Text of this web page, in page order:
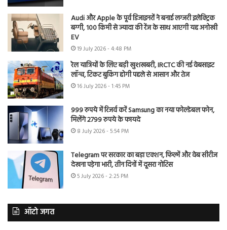
Audi और Apple के पूर्व डिजाइनरों ने बनाई लग्जरी इलेक्ट्रिक
बग्गी, 100 किमी से ज्यादा की रेंज के साथ आएगी यह अनोखी
EV
19 July 2026 - 4:48 PM
रेल यात्रियों के लिए बड़ी खुशखबरी, IRCTC की नई वेबसाइट
लॉन्च, टिकट बुकिंग होगी पहले से आसान और तेज
16 July 2026 - 1:45 PM
999 रुपये में रिजर्व करें Samsung का नया फोल्डेबल फोन,
मिलेंगे 2799 रुपये के फायदे
8 July 2026 - 5:54 PM
Telegram पर सरकार का बड़ा एक्शन, फिल्में और वेब सीरीज
देखना पड़ेगा भारी, तीन दिनों में दूसरा नोटिस
5 July 2026 - 2:25 PM
ऑटो जगत